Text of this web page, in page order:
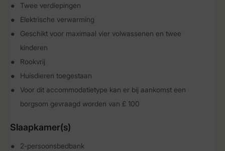
Twee verdiepingen
Elektrische verwarming
Geschikt voor maximaal vier volwassenen en twee
kinderen
Rookvrij
Huisdieren toegestaan
Voor dit accommodatietype kan er bij aankomst een
borgsom gevraagd worden van £ 100
Slaapkamer(s)
2-persoonsbedbank